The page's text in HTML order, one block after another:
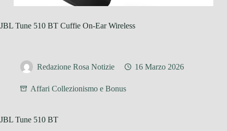
JBL Tune 510 BT Cuffie On-Ear Wireless
Redazione Rosa Notizie 16 Marzo 2026
Affari Collezionismo e Bonus
JBL Tune 510 BT